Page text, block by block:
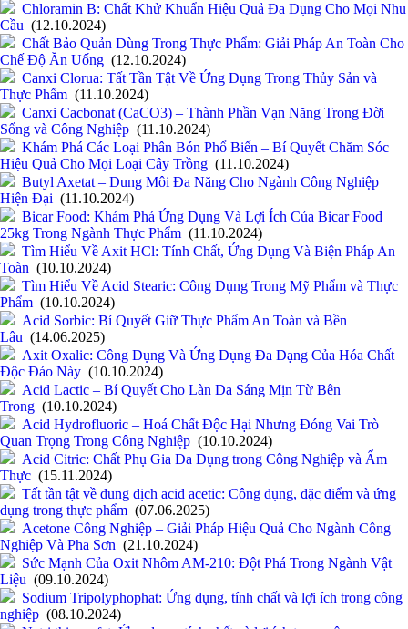
Chloramin B: Chất Khử Khuẩn Hiệu Quả Đa Dụng Cho Mọi Nhu
Cầu (12.10.2024)
Chất Bảo Quản Dùng Trong Thực Phẩm: Giải Pháp An Toàn Cho
Chế Độ Ăn Uống (12.10.2024)
Canxi Clorua: Tất Tần Tật Về Ứng Dụng Trong Thủy Sản và
Thực Phẩm (11.10.2024)
Canxi Cacbonat (CaCO3) – Thành Phần Vạn Năng Trong Đời
Sống và Công Nghiệp (11.10.2024)
Khám Phá Các Loại Phân Bón Phổ Biến – Bí Quyết Chăm Sóc
Hiệu Quả Cho Mọi Loại Cây Trồng (11.10.2024)
Butyl Axetat – Dung Môi Đa Năng Cho Ngành Công Nghiệp
Hiện Đại (11.10.2024)
Bicar Food: Khám Phá Ứng Dụng Và Lợi Ích Của Bicar Food
25kg Trong Ngành Thực Phẩm (11.10.2024)
Tìm Hiểu Về Axit HCl: Tính Chất, Ứng Dụng Và Biện Pháp An
Toàn (10.10.2024)
Tìm Hiểu Về Acid Stearic: Công Dụng Trong Mỹ Phẩm và Thực
Phẩm (10.10.2024)
Acid Sorbic: Bí Quyết Giữ Thực Phẩm An Toàn và Bền
Lâu (14.06.2025)
Axit Oxalic: Công Dụng Và Ứng Dụng Đa Dạng Của Hóa Chất
Độc Đáo Này (10.10.2024)
Acid Lactic – Bí Quyết Cho Làn Da Sáng Mịn Từ Bên
Trong (10.10.2024)
Acid Hydrofluoric – Hoá Chất Độc Hại Nhưng Đóng Vai Trò
Quan Trọng Trong Công Nghiệp (10.10.2024)
Acid Citric: Chất Phụ Gia Đa Dụng trong Công Nghiệp và Ẩm
Thực (15.11.2024)
Tất tần tật về dung dịch acid acetic: Công dụng, đặc điểm và ứng
dụng trong thực phẩm (07.06.2025)
Acetone Công Nghiệp – Giải Pháp Hiệu Quả Cho Ngành Công
Nghiệp Và Pha Sơn (21.10.2024)
Sức Mạnh Của Oxit Nhôm AM-210: Đột Phá Trong Ngành Vật
Liệu (09.10.2024)
Sodium Tripolyphophat: Ứng dụng, tính chất và lợi ích trong công
nghiệp (08.10.2024)